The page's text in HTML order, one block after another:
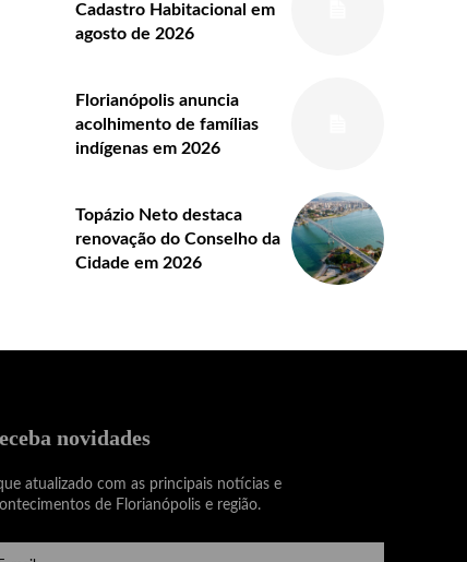
Cadastro Habitacional em
agosto de 2026
Florianópolis anuncia
acolhimento de famílias
indígenas em 2026
Topázio Neto destaca
renovação do Conselho da
Cidade em 2026
novidades
atualizado com as principais notícias e
de Florianópolis e região.